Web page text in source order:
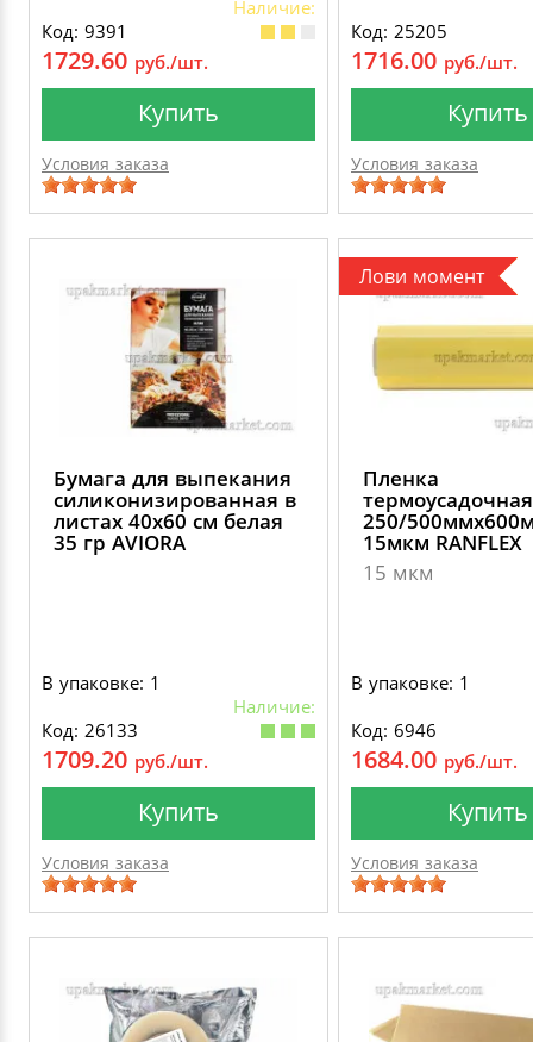
Наличие:
Код: 9391
1729.60 руб./шт.
Купить
Условия заказа
Код: 25205
1716.00 руб./шт.
Купить
Условия заказа
Бумага для выпекания
силиконизированная в
листах 40х60 см белая
35 гр AVIORA
В упаковке: 1
Наличие:
Код: 26133
1709.20 руб./шт.
Купить
Условия заказа
Лови момент
Пленка
250/
15мкм RANFLEX
15 мкм
В упаковке: 1
Код: 6946
1684.00 руб./шт.
Купить
Условия заказа